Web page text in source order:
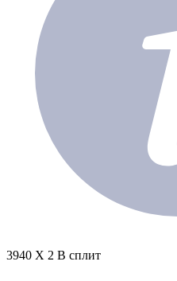
3940 X 2 В сплит